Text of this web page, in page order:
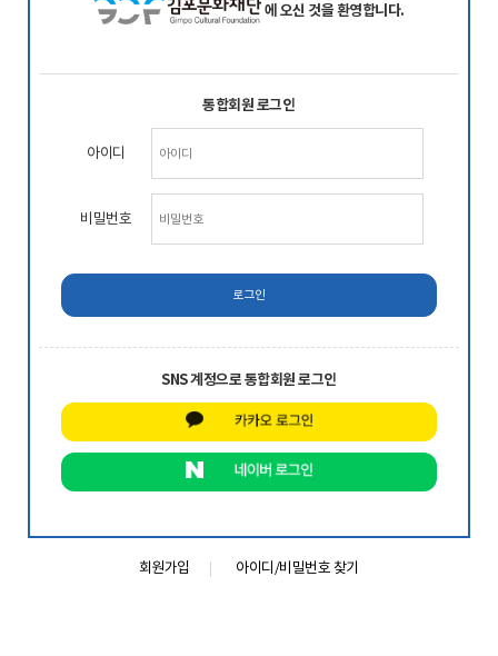
에 오신 것을 환영합니다.
통합회원 로그인
아이디
비밀번호
SNS 계정으로 통합회원 로그인
회원가입 아이디/비밀번호 찾기